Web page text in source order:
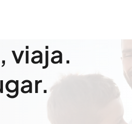
viaja.